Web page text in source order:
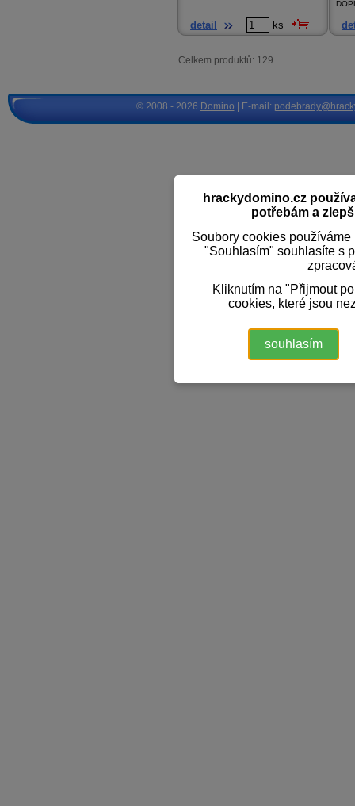
detail ks
Celkem produktů: 129
hrackydomino.cz
potřebám a
Soubory cookies
"Souhlasím" souhlasíte s
Kliknutím na "Přijmout
cookies, které jsou
souhlasím
© 2008 - 2026 Domino | E-mail: